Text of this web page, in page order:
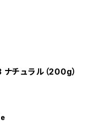
チュラル（200g）